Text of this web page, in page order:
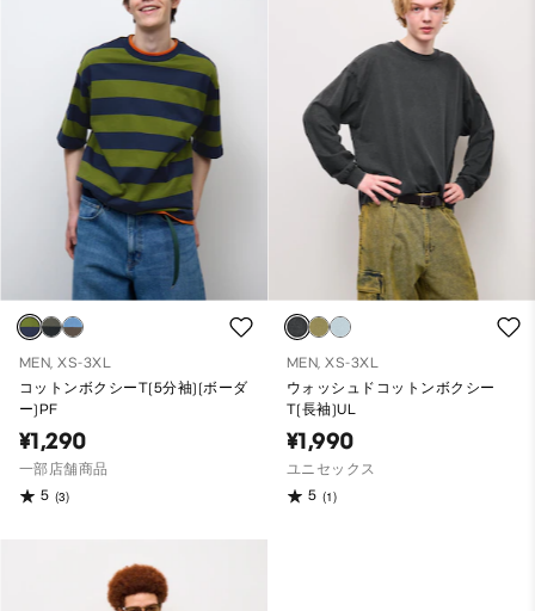
MEN, XS-3XL
コットンボクシーT(5分袖)(ボーダ
ー)PF
¥1,290
一部店舗商品
5 (3)
MEN, XS-3XL
ウォッシュドコットンボクシー
T(長袖)UL
¥1,990
ユニセックス
5 (1)